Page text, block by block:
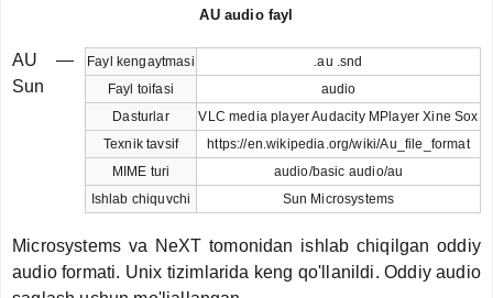
AU audio fayl
Fayl kengaytmasi
.au .snd
Fayl toifasi
audio
Dasturlar
VLC media player Audacity MPlayer Xine Sox
Texnik tavsif
https://en.wikipedia.org/wiki/Au_file_format
MIME turi
audio/basic audio/au
Ishlab chiquvchi
Sun Microsystems
AU —
Sun
Microsystems va NeXT tomonidan ishlab chiqilgan oddiy
audio formati. Unix tizimlarida keng qo'llanildi. Oddiy audio